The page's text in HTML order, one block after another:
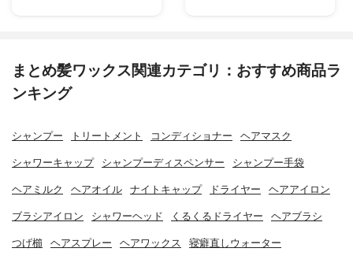
まとめ髪ワックス関連カテゴリ：おすすめ商品ラ
ンキング
シャンプー トリートメント コンディショナー ヘアマスク
シャワーキャップ シャンプーディスペンサー シャンプー手袋
ヘアミルク ヘアオイル ナイトキャップ ドライヤー ヘアアイロン
ブラシアイロン シャワーヘッド くるくるドライヤー ヘアブラシ
つげ櫛 ヘアスプレー ヘアワックス 寝癖直しウォーター